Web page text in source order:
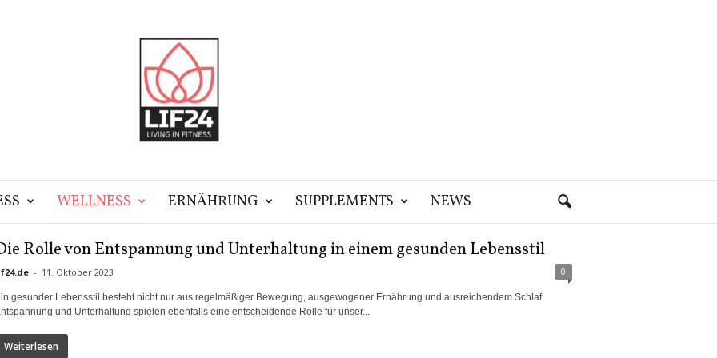
WELLNESS ERNÄHRUNG SUPPLEMENTS NEWS
Rolle von Entspannung und Unterhaltung in einem gesunden Lebensstil
- 11. Oktober 2023 0
gesunder Lebensstil besteht nicht nur aus regelmäßiger Bewegung, ausgewogener Ernährung und ausreichendem Schlaf.
und Unterhaltung spielen ebenfalls eine entscheidende Rolle für unser...
Weiterlesen